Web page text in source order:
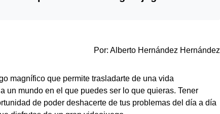
Por: Alberto Hernández Hernández
magnífico que permite trasladarte de una vida
un mundo en el que puedes ser lo que quieras. Tener
de poder deshacerte de tus problemas del día a día